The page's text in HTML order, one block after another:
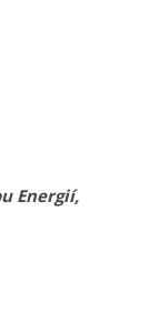
Energií,